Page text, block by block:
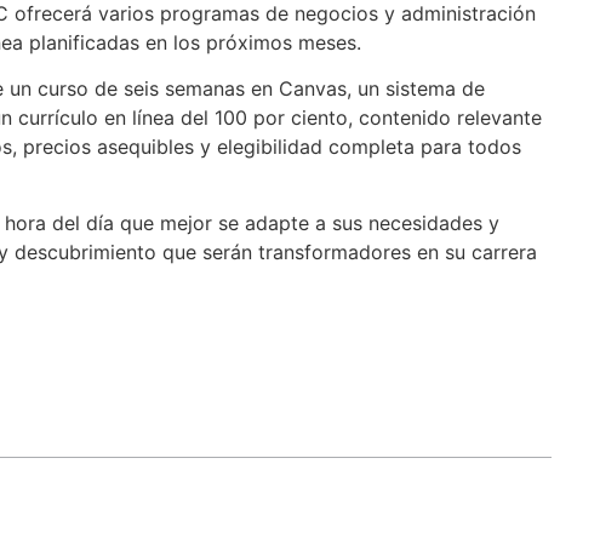
varios programas de negocios y administración
planificadas en los próximos meses.
curso de seis semanas en Canvas, un sistema de
currículo en línea del 100 por ciento, contenido relevante
precios asequibles y elegibilidad completa para todos
del día que mejor se adapte a sus necesidades y
que serán transformadores en su carrera